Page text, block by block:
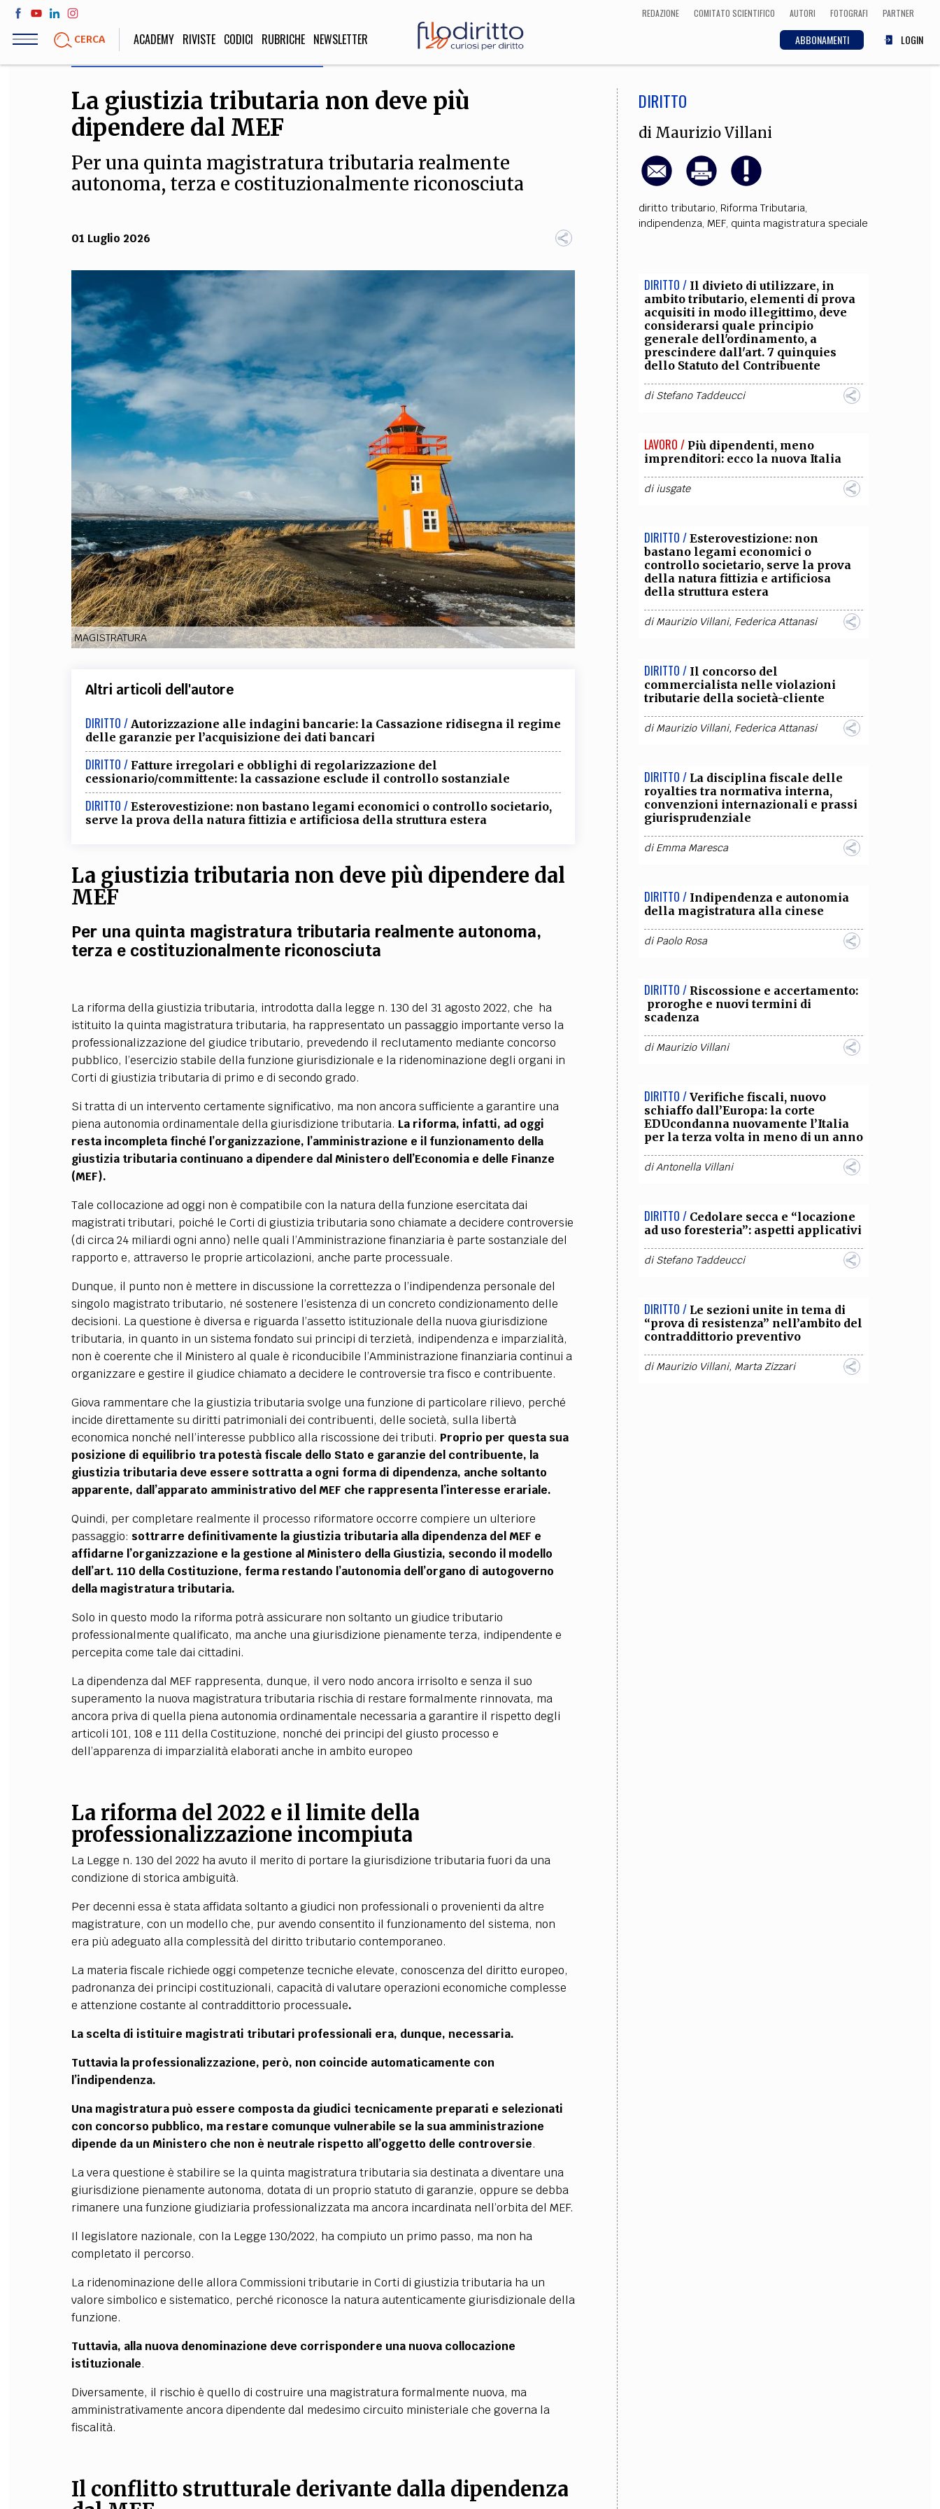
Salta
contenuto
REDAZIONE COMITATO SCIENTIFICO AUTORI FOTOGRAFI PARTNER
CERCA ABBONAMENTI LOGIN
ACADEMY RIVISTE CODICI RUBRICHE NEWSLETTER
LIFE STYLE
Sport, Cucina, Viaggi,
SOCIETÀ
Politica, Attualità,
ECONOMIA
CULTURA
Arte, Cinema, Musica,
FILODIRITTO COMITATO SCIENTIFICO COLLABORA CON NOI
CODICI RUBRICHE LIBRI CONTATTI
SOCIAL MEDIA
La giustizia tributaria non deve più
dipendere dal MEF
Per una quinta magistratura tributaria realmente
autonoma, terza e costituzionalmente riconosciuta
01 Luglio 2026
MAGISTRATURA
Altri articoli dell'autore
DIRITTO / Autorizzazione alle indagini bancarie: la Cassazione ridisegna il regime
delle garanzie per l’acquisizione dei dati bancari
DIRITTO / Fatture irregolari e obblighi di regolarizzazione del
cessionario/committente: la cassazione esclude il controllo sostanziale
DIRITTO / Esterovestizione: non bastano legami economici o controllo societario,
serve la prova della natura fittizia e artificiosa della struttura estera
La giustizia tributaria non deve più dipendere dal
MEF
Per una quinta magistratura tributaria realmente autonoma,
terza e costituzionalmente riconosciuta
La riforma della giustizia tributaria, introdotta dalla legge n. 130 del 31 agosto 2022, che ha
istituito la quinta magistratura tributaria, ha rappresentato un passaggio importante verso la
professionalizzazione del giudice tributario, prevedendo il reclutamento mediante concorso
pubblico, l’esercizio stabile della funzione giurisdizionale e la ridenominazione degli organi in
Corti di giustizia tributaria di primo e di secondo grado.
Si tratta di un intervento certamente significativo, ma non ancora sufficiente a garantire una
piena autonomia ordinamentale della giurisdizione tributaria. La riforma, infatti, ad oggi
resta incompleta finché l’organizzazione, l’amministrazione e il funzionamento della
giustizia tributaria continuano a dipendere dal Ministero dell’Economia e delle Finanze
(MEF).
Tale collocazione ad oggi non è compatibile con la natura della funzione esercitata dai
magistrati tributari, poiché le Corti di giustizia tributaria sono chiamate a decidere controversie
(di circa 24 miliardi ogni anno) nelle quali l’Amministrazione finanziaria è parte sostanziale del
rapporto e, attraverso le proprie articolazioni, anche parte processuale.
Dunque, il punto non è mettere in discussione la correttezza o l’indipendenza personale del
singolo magistrato tributario, né sostenere l’esistenza di un concreto condizionamento delle
decisioni. La questione è diversa e riguarda l’assetto istituzionale della nuova giurisdizione
tributaria, in quanto in un sistema fondato sui principi di terzietà, indipendenza e imparzialità,
non è coerente che il Ministero al quale è riconducibile l’Amministrazione finanziaria continui a
organizzare e gestire il giudice chiamato a decidere le controversie tra fisco e contribuente.
Giova rammentare che la giustizia tributaria svolge una funzione di particolare rilievo, perché
incide direttamente su diritti patrimoniali dei contribuenti, delle società, sulla libertà
economica nonché nell’interesse pubblico alla riscossione dei tributi. Proprio per questa sua
posizione di equilibrio tra potestà fiscale dello Stato e garanzie del contribuente, la
giustizia tributaria deve essere sottratta a ogni forma di dipendenza, anche soltanto
apparente, dall’apparato amministrativo del MEF che rappresenta l’interesse erariale.
Quindi, per completare realmente il processo riformatore occorre compiere un ulteriore
passaggio: sottrarre definitivamente la giustizia tributaria alla dipendenza del MEF e
affidarne l’organizzazione e la gestione al Ministero della Giustizia, secondo il modello
dell’art. 110 della Costituzione, ferma restando l’autonomia dell’organo di autogoverno
della magistratura tributaria.
Solo in questo modo la riforma potrà assicurare non soltanto un giudice tributario
professionalmente qualificato, ma anche una giurisdizione pienamente terza, indipendente e
percepita come tale dai cittadini.
La dipendenza dal MEF rappresenta, dunque, il vero nodo ancora irrisolto e senza il suo
superamento la nuova magistratura tributaria rischia di restare formalmente rinnovata, ma
ancora priva di quella piena autonomia ordinamentale necessaria a garantire il rispetto degli
articoli 101, 108 e 111 della Costituzione, nonché dei principi del giusto processo e
dell’apparenza di imparzialità elaborati anche in ambito europeo
La riforma del 2022 e il limite della
professionalizzazione incompiuta
La Legge n. 130 del 2022 ha avuto il merito di portare la giurisdizione tributaria fuori da una
condizione di storica ambiguità.
Per decenni essa è stata affidata soltanto a giudici non professionali o provenienti da altre
magistrature, con un modello che, pur avendo consentito il funzionamento del sistema, non
era più adeguato alla complessità del diritto tributario contemporaneo.
La materia fiscale richiede oggi competenze tecniche elevate, conoscenza del diritto europeo,
padronanza dei principi costituzionali, capacità di valutare operazioni economiche complesse
e attenzione costante al contraddittorio processuale.
La scelta di istituire magistrati tributari professionali era, dunque, necessaria.
Tuttavia la professionalizzazione, però, non coincide automaticamente con
l’indipendenza.
Una magistratura può essere composta da giudici tecnicamente preparati e selezionati
con concorso pubblico, ma restare comunque vulnerabile se la sua amministrazione
dipende da un Ministero che non è neutrale rispetto all’oggetto delle controversie.
La vera questione è stabilire se la quinta magistratura tributaria sia destinata a diventare una
giurisdizione pienamente autonoma, dotata di un proprio statuto di garanzie, oppure se debba
rimanere una funzione giudiziaria professionalizzata ma ancora incardinata nell’orbita del MEF.
Il legislatore nazionale, con la Legge 130/2022, ha compiuto un primo passo, ma non ha
completato il percorso.
La ridenominazione delle allora Commissioni tributarie in Corti di giustizia tributaria ha un
valore simbolico e sistematico, perché riconosce la natura autenticamente giurisdizionale della
funzione.
Tuttavia, alla nuova denominazione deve corrispondere una nuova collocazione
istituzionale.
Diversamente, il rischio è quello di costruire una magistratura formalmente nuova, ma
amministrativamente ancora dipendente dal medesimo circuito ministeriale che governa la
fiscalità.
Il conflitto strutturale derivante dalla dipendenza
DIRITTO
di Maurizio Villani
diritto tributario, Riforma Tributaria,
indipendenza, MEF, quinta magistratura speciale
DIRITTO / Il divieto di utilizzare, in
ambito tributario, elementi di prova
acquisiti in modo illegittimo, deve
considerarsi quale principio
generale dell'ordinamento, a
prescindere dall'art. 7 quinquies
dello Statuto del Contribuente
diStefano Taddeucci
LAVORO / Più dipendenti, meno
imprenditori: ecco la nuova Italia
diiusgate
DIRITTO / Esterovestizione: non
bastano legami economici o
controllo societario, serve la prova
della natura fittizia e artificiosa
della struttura estera
diMaurizio Villani, Federica Attanasi
DIRITTO / Il concorso del
commercialista nelle violazioni
tributarie della società-cliente
diMaurizio Villani, Federica Attanasi
DIRITTO / La disciplina fiscale delle
royalties tra normativa interna,
convenzioni internazionali e prassi
giurisprudenziale
diEmma Maresca
DIRITTO / Indipendenza e autonomia
della magistratura alla cinese
diPaolo Rosa
DIRITTO / Riscossione e accertamento:
proroghe e nuovi termini di
scadenza
diMaurizio Villani
DIRITTO / Verifiche fiscali, nuovo
schiaffo dall’Europa: la corte
EDUcondanna nuovamente l’Italia
per la terza volta in meno di un anno
diAntonella Villani
DIRITTO / Cedolare secca e “locazione
ad uso foresteria”: aspetti applicativi
diStefano Taddeucci
DIRITTO / Le sezioni unite in tema di
“prova di resistenza” nell’ambito del
contraddittorio preventivo
diMaurizio Villani, Marta Zizzari